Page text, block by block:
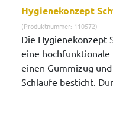
Hygienekonzept
(Produktnummer: 110572)
Die Hygienekonzept
eine hochfunktionale
einen Gummizug
Schlaufe besticht.